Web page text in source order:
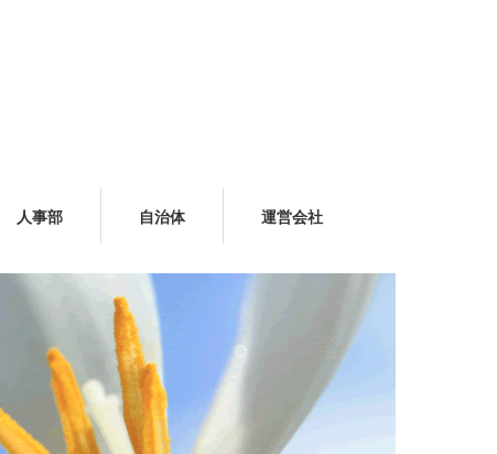
人事部 自治体 運営会社